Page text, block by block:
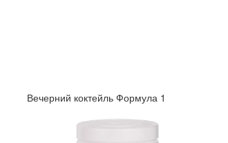
Вечерний коктейль Формула 1